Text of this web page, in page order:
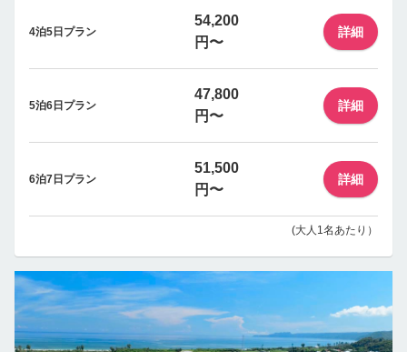
4泊5日プラン
54,200
円〜
詳細
5泊6日プラン
47,800
円〜
詳細
6泊7日プラン
51,500
円〜
詳細
(大人1名あたり）